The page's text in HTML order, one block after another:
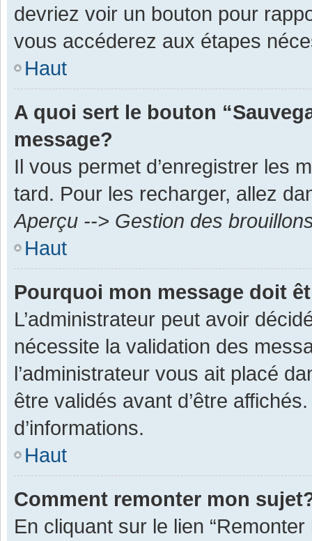
devriez voir un bouton pour
vous accéderez aux étapes
Haut
A quoi sert le bouton
message?
Il vous permet d’enregistrer les
tard. Pour les recharger, allez
Aperçu --> Gestion des
Haut
Pourquoi mon message doit
L’administrateur peut avoir
nécessite la validation des
l’administrateur vous ait placé
être validés avant d’être
d’informations.
Haut
Comment remonter mon
En cliquant sur le lien